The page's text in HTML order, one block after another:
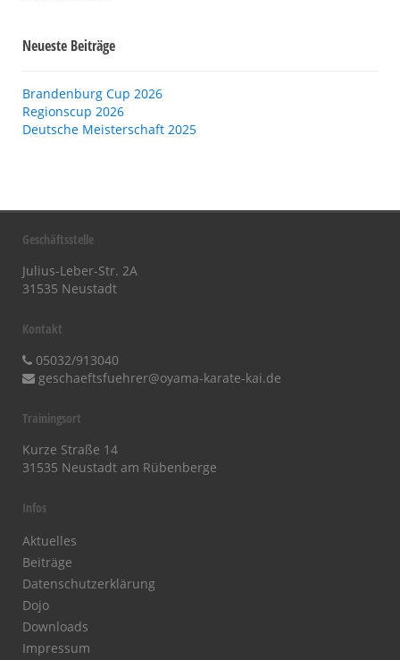
Neueste Beiträge
Brandenburg Cup 2026
Regionscup 2026
Deutsche Meisterschaft 2025
Geschäftsstelle
Julius-Leber-Str. 2A
31535 Neustadt
Kontakt
05032/913040
geschaeftsfuehrer@oyama-karate-kai.de
Trainingsort
Kurze Straße 14
31535 Neustadt am Rübenberge
Infos
Aktuelles
Beiträge
Datenschutzerklärung
Dojo
Downloads
Impressum